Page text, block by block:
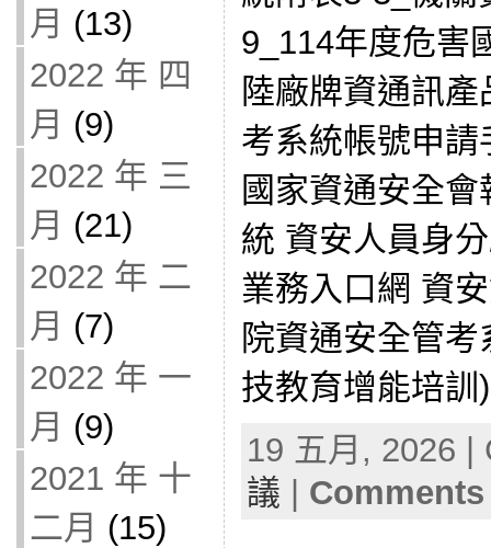
月 (13)
2022 年 四
月 (9)
2022 年 三
月 (21)
2022 年 二
月 (7)
2022 年 一
月 (9)
2021 年 十
二月 (15)
9_114年度危害
陸廠牌資通訊
考系統帳號申
國家資通安全
統 資安人員身
業務入口網 資
院資通安全管
技教育增能培
19 五月, 2026
議